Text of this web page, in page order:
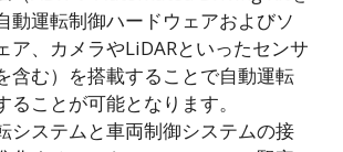
動運転制御ハードウェアおよびソ
ア、カメラやLiDARといったセンサ
含む）を搭載することで自動運転
ることが可能となります。
システムと車両制御システムの接